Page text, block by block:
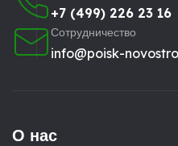
+7 (499) 226 23 16
Сотрудничество
info@poisk-
О нас